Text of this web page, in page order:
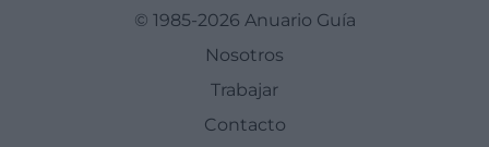
© 1985-2026 Anuario Guía
Nosotros
Trabajar
Contacto